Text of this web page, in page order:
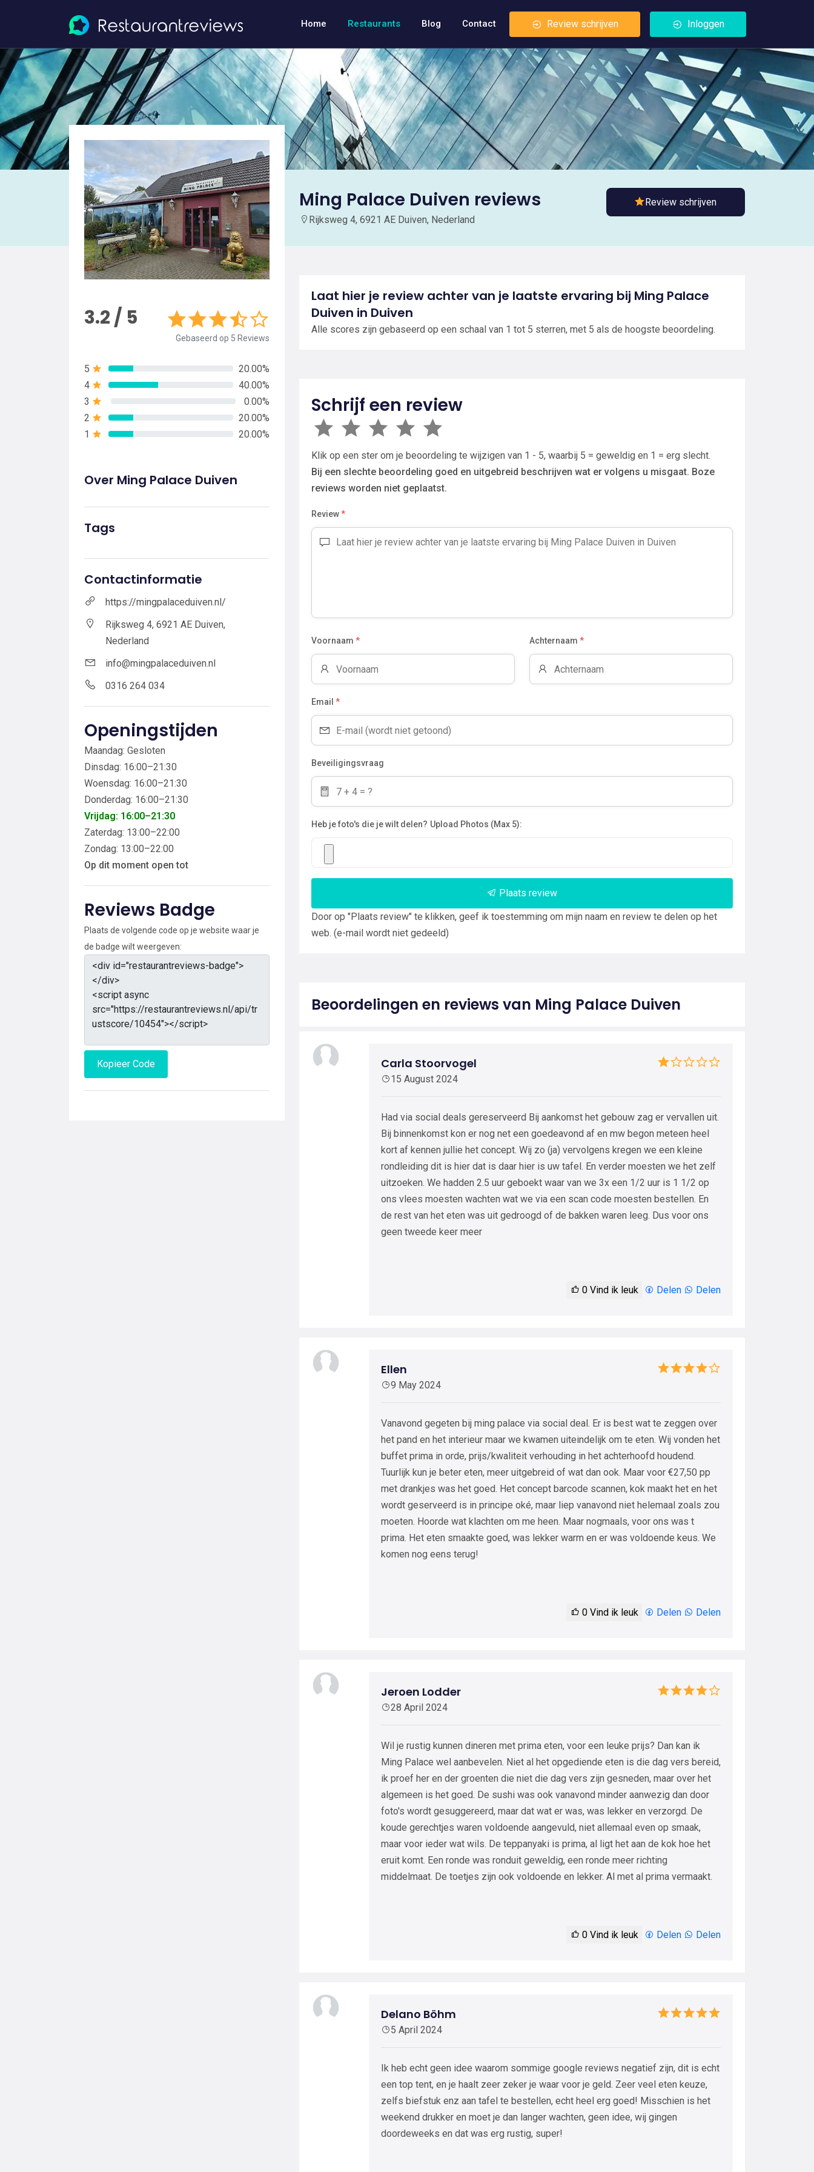
Home Restaurants Blog Contact Review schrijven Inloggen
Ming Palace Duiven reviews
Rijksweg 4, 6921 AE Duiven, Nederland
Review schrijven
3.2 / 5
Gebaseerd op 5 Reviews
5
20.00%
4
40.00%
3
0.00%
2
20.00%
1
20.00%
Over Ming Palace Duiven
Tags
Contactinformatie
https://mingpalaceduiven.nl/
Rijksweg 4, 6921 AE Duiven,
Nederland
info@mingpalaceduiven.nl
0316 264 034
Openingstijden
Maandag: Gesloten
Dinsdag: 16:00–21:30
Woensdag: 16:00–21:30
Donderdag: 16:00–21:30
Vrijdag: 16:00–21:30
Zaterdag: 13:00–22:00
Zondag: 13:00–22:00
Op dit moment open tot
Reviews Badge
Plaats de volgende code op je website waar je
de badge wilt weergeven:
Kopieer Code
Laat hier je review achter van je laatste ervaring bij Ming Palace
Duiven in Duiven
Alle scores zijn gebaseerd op een schaal van 1 tot 5 sterren, met 5 als de hoogste beoordeling.
Schrijf een review
Klik op een ster om je beoordeling te wijzigen van 1 - 5, waarbij 5 = geweldig en 1 = erg slecht.
Bij een slechte beoordeling goed en uitgebreid beschrijven wat er volgens u misgaat. Boze
reviews worden niet geplaatst.
Review*
Voornaam * Achternaam *
Email *
Beveiligingsvraag
Heb je foto's die je wilt delen? Upload Photos (Max 5):
Plaats review
Door op "Plaats review" te klikken, geef ik toestemming om mijn naam en review te delen op het
web. (e-mail wordt niet gedeeld)
Beoordelingen en reviews van Ming Palace Duiven
Carla Stoorvogel
15 August 2024
Had via social deals gereserveerd Bij aankomst het gebouw zag er vervallen uit.
Bij binnenkomst kon er nog net een goedeavond af en mw begon meteen heel
kort af kennen jullie het concept. Wij zo (ja) vervolgens kregen we een kleine
rondleiding dit is hier dat is daar hier is uw tafel. En verder moesten we het zelf
uitzoeken. We hadden 2.5 uur geboekt waar van we 3x een 1/2 uur is 1 1/2 op
ons vlees moesten wachten wat we via een scan code moesten bestellen. En
de rest van het eten was uit gedroogd of de bakken waren leeg. Dus voor ons
geen tweede keer meer
0 Vind ik leuk Delen Delen
Ellen
9 May 2024
Vanavond gegeten bij ming palace via social deal. Er is best wat te zeggen over
het pand en het interieur maar we kwamen uiteindelijk om te eten. Wij vonden het
buffet prima in orde, prijs/kwaliteit verhouding in het achterhoofd houdend.
Tuurlijk kun je beter eten, meer uitgebreid of wat dan ook. Maar voor €27,50 pp
met drankjes was het goed. Het concept barcode scannen, kok maakt het en het
wordt geserveerd is in principe oké, maar liep vanavond niet helemaal zoals zou
moeten. Hoorde wat klachten om me heen. Maar nogmaals, voor ons was t
prima. Het eten smaakte goed, was lekker warm en er was voldoende keus. We
komen nog eens terug!
0 Vind ik leuk Delen Delen
Jeroen Lodder
28 April 2024
Wil je rustig kunnen dineren met prima eten, voor een leuke prijs? Dan kan ik
Ming Palace wel aanbevelen. Niet al het opgediende eten is die dag vers bereid,
ik proef her en der groenten die niet die dag vers zijn gesneden, maar over het
algemeen is het goed. De sushi was ook vanavond minder aanwezig dan door
foto's wordt gesuggereerd, maar dat wat er was, was lekker en verzorgd. De
koude gerechtjes waren voldoende aangevuld, niet allemaal even op smaak,
maar voor ieder wat wils. De teppanyaki is prima, al ligt het aan de kok hoe het
eruit komt. Een ronde was ronduit geweldig, een ronde meer richting
middelmaat. De toetjes zijn ook voldoende en lekker. Al met al prima vermaakt.
0 Vind ik leuk Delen Delen
Delano Böhm
5 April 2024
Ik heb echt geen idee waarom sommige google reviews negatief zijn, dit is echt
een top tent, en je haalt zeer zeker je waar voor je geld. Zeer veel eten keuze,
zelfs biefstuk enz aan tafel te bestellen, echt heel erg goed! Misschien is het
weekend drukker en moet je dan langer wachten, geen idee, wij gingen
doordeweeks en dat was erg rustig, super!